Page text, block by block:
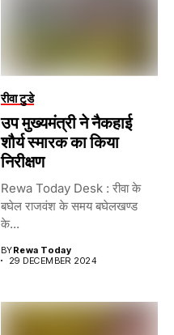
रीवा टुडे
उप मुख्यमंत्री ने नैकहाई
शौर्य स्मारक का किया
निरीक्षण
Rewa Today Desk : रीवा के
बघेल राजवंश के समय बघेलखण्ड
के...
BYRewa Today
29 DECEMBER 2024